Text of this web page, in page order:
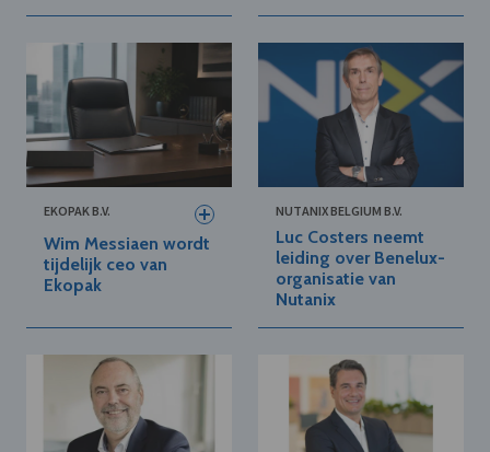
EKOPAK B.V.
Wim Messiaen wordt
tijdelijk ceo van
Ekopak
NUTANIX BELGIUM B.V.
Luc Costers neemt
leiding over Benelux-
organisatie van
Nutanix